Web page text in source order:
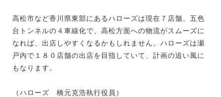
高松市など香川県東部にあるハローズは現在７店舗。五色
台トンネルの４車線化で、高松方面への物流がスムーズに
なれば、出店しやすくなるかもしれません。ハローズは瀬
戸内で１８０店舗の出店を目指していて、計画の追い風に
もなります。
（ハローズ 橋元克浩執行役員）